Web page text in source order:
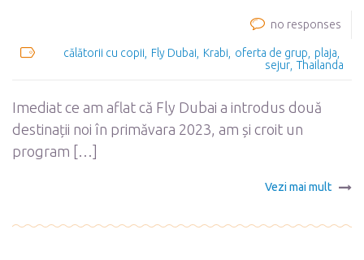
no responses
călătorii cu copii Fly Dubai Krabi oferta de grup
plaja
sejur Thailanda
Imediat ce am aflat că Fly Dubai a introdus două
destinații noi în primăvara 2023, am și croit un
program […]
Vezi mai mult